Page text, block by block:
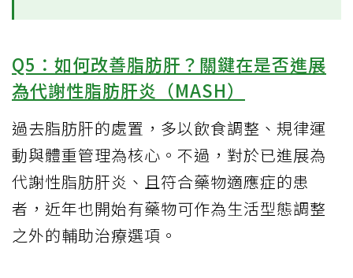
Q5：如何改善脂肪肝？關鍵在是否進展
為代謝性脂肪肝炎（MASH）
過去脂肪肝的處置，多以飲食調整、規律運
動與體重管理為核心。不過，對於已進展為
代謝性脂肪肝炎、且符合藥物適應症的患
者，近年也開始有藥物可作為生活型態調整
之外的輔助治療選項。